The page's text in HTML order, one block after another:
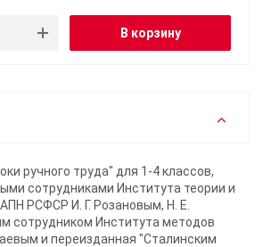
учащихся, но и воспитывают
В корзину
ручного труда" для 1-4 классов,
сотрудниками Института теории и
РСФСР И. Г. Розановым, Н. Е.
сотрудником Института методов
и переизданная "Сталинским